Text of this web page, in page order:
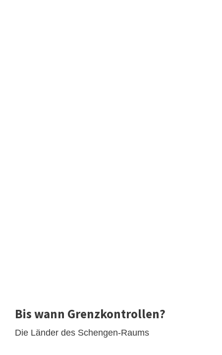
Bis wann Grenzkontrollen?
Die Länder des Schengen-Raums